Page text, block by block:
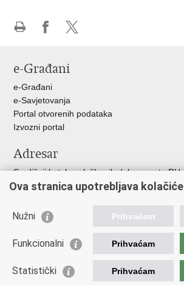
Facebooku
X-
e-Građani
e-Građani
e-Savjetovanja
Portal otvorenih podataka
Izvozni portal
Adresar
Središnji katalog službenih dokumenata RH
Adresar tijela javne vlasti
Popis dužnosnika u RH
Korisne poveznice
Hrvatski Sabor
Ova stranica upotrebljava kolačiće
Nužni Prihvaćam
Funkcionalni Prihvaćam
Statistički Prihvaćam